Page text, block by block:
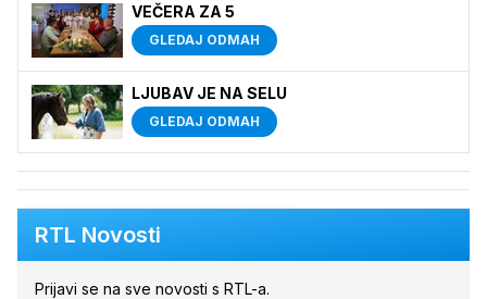
VEČERA ZA 5
GLEDAJ ODMAH
LJUBAV JE NA SELU
GLEDAJ ODMAH
RTL Novosti
Prijavi se na sve novosti s RTL-a.